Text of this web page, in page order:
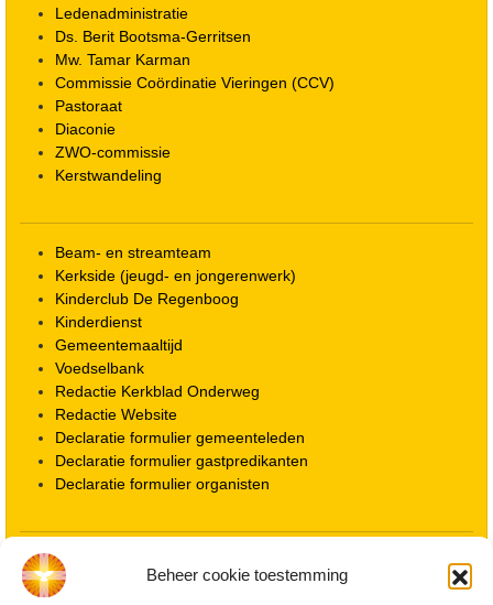
Beheer cookie toestemming
Ledenadministratie
Ds. Berit Bootsma-Gerritsen
Mw. Tamar Karman
Commissie Coördinatie Vieringen (CCV)
Pastoraat
Diaconie
ZWO-commissie
Kerstwandeling
Beam- en streamteam
Kerkside (jeugd- en jongerenwerk)
Kinderclub De Regenboog
Kinderdienst
Gemeentemaaltijd
Voedselbank
Redactie Kerkblad Onderweg
Redactie Website
Declaratie formulier gemeenteleden
Declaratie formulier gastpredikanten
Declaratie formulier organisten
Locatie kerk
ANBI informatie PGWD